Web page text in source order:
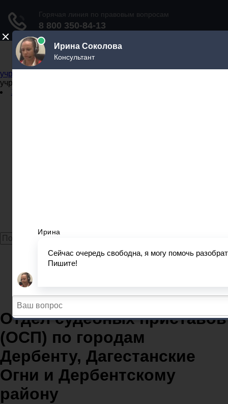
Не официальный справочник государственных
учреждений
учреждений
Задать вопрос юристу
Главная
Судебные приставы
Республика Дагестан
Отдел судебных приставов (ОСП) по городам
Дербенту, Дагестанские Огни и Дербентскому району
Отдел судебных приставов
(ОСП) по городам
Дербенту, Дагестанские
Огни и Дербентскому
району